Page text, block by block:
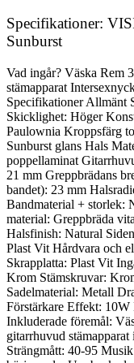
Specifikationer:
Sunburst
Vad ingår? Väska Rem
stämapparat
Specifikationer Allmänt
Skicklighet: Höger
Paulownia Kroppsfärg
Sunburst glans Hals
poppellaminat
21 mm Greppbrädans
bandet): 23 mm
Bandmaterial + storlek:
material: Greppbräda
Halsfinish: Natural
Plast Vit Hårdvara och
Skrapplatta: Plast Vit
Krom Stämskruvar:
Sadelmaterial: Metall
Förstärkare Effekt:
Inkluderade föremål:
gitarrhuvud
Strängmått: 40-95